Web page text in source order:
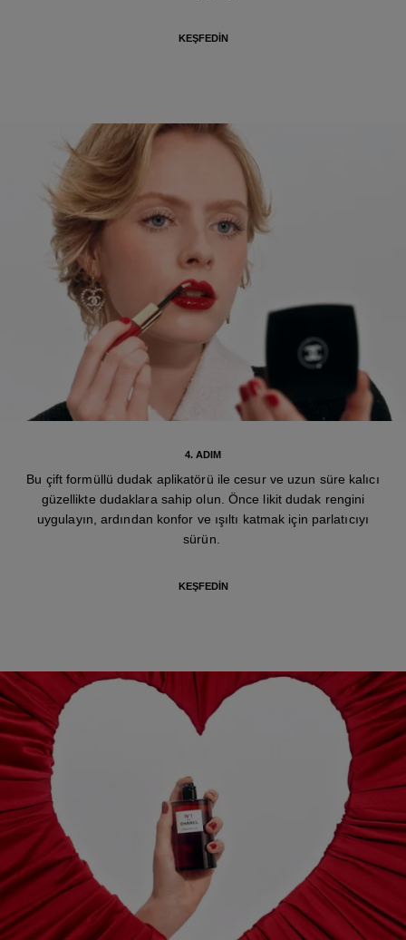
KEŞFEDIN
4. ADIM
Bu çift formüllü dudak aplikatörü ile cesur ve uzun süre kalıcı
güzellikte dudaklara sahip olun. Önce likit dudak rengini
uygulayın, ardından konfor ve ışıltı katmak için parlatıcıyı
sürün.
KEŞFEDIN